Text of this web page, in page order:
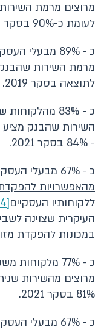
מרוצים מרמת
לעומת כ-90% בסקר 2021.
כ - 89%
מרמת השירות
לתוצאה בסקר 2019.
כ - 83%
השירות שהבנק
- 84% בסקר 2021.
כ - 67% מבעלי העסקים שענו על הסקר בממוצע מרוצים
מהאפשרויות
ללקוחותיו העסקיים[4]
העיקרית שצוינה
במכונות להפקדת מזומן
כ - 77%
מרוצים מהשירות
81% בסקר 2021.
כ - 67%